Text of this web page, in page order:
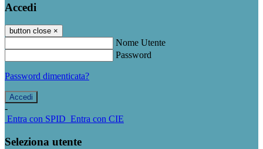
Accedi
button close ×
Nome Utente
Password
Password dimenticata?
-
Entra con SPID Entra con CIE
Seleziona utente